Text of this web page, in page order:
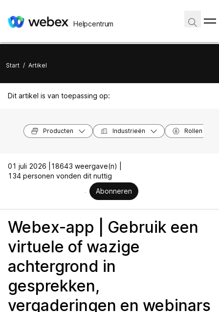
Helpcentrum
Start / Artikel
Dit artikel is van toepassing op:
Producten Industrieën Rollen
01 juli 2026 |
18643 weergave(n) |
134 personen vonden dit nuttig
Abonneren
Webex-app | Gebruik een
virtuele of wazige
achtergrond in
gesprekken,
vergaderingen en webinars